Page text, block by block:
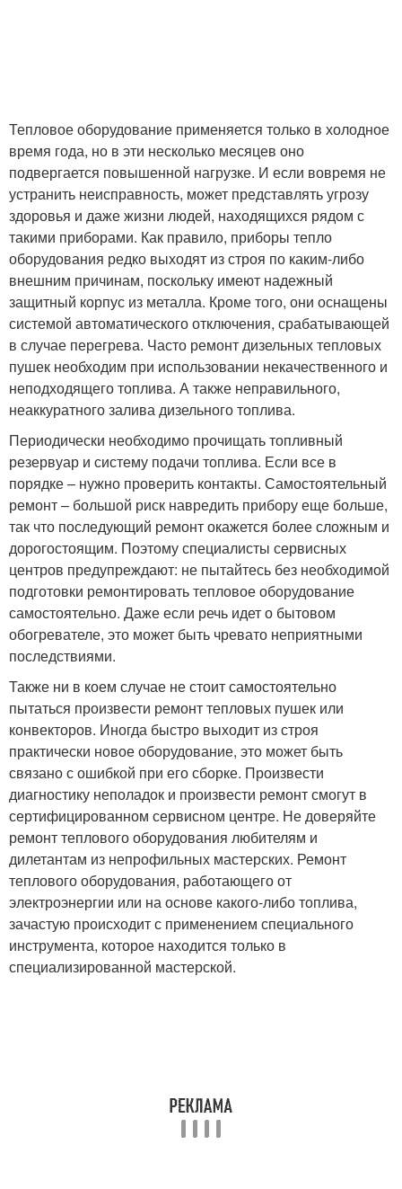
Тепловое оборудование применяется только в холодное
время года, но в эти несколько месяцев оно
подвергается повышенной нагрузке. И если вовремя не
устранить неисправность, может представлять угрозу
здоровья и даже жизни людей, находящихся рядом с
такими приборами. Как правило, приборы тепло
оборудования редко выходят из строя по каким-либо
внешним причинам, поскольку имеют надежный
защитный корпус из металла. Кроме того, они оснащены
системой автоматического отключения, срабатывающей
в случае перегрева. Часто ремонт дизельных тепловых
пушек необходим при использовании некачественного и
неподходящего топлива. А также неправильного,
неаккуратного залива дизельного топлива.
Периодически необходимо прочищать топливный
резервуар и систему подачи топлива. Если все в
порядке – нужно проверить контакты. Самостоятельный
ремонт – большой риск навредить прибору еще больше,
так что последующий ремонт окажется более сложным и
дорогостоящим. Поэтому специалисты сервисных
центров предупреждают: не пытайтесь без необходимой
подготовки ремонтировать тепловое оборудование
самостоятельно. Даже если речь идет о бытовом
обогревателе, это может быть чревато неприятными
последствиями.
Также ни в коем случае не стоит самостоятельно
пытаться произвести ремонт тепловых пушек или
конвекторов. Иногда быстро выходит из строя
практически новое оборудование, это может быть
связано с ошибкой при его сборке. Произвести
диагностику неполадок и произвести ремонт смогут в
сертифицированном сервисном центре. Не доверяйте
ремонт теплового оборудования любителям и
дилетантам из непрофильных мастерских. Ремонт
теплового оборудования, работающего от
электроэнергии или на основе какого-либо топлива,
зачастую происходит с применением специального
инструмента, которое находится только в
специализированной мастерской.